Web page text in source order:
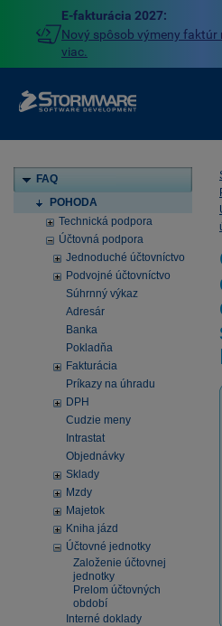
E-fakturácia 2027:
Nový spôsob výmeny
viac.
FAQ
POHODA
Technická podpora
Účtovná podpora
Jednoduché účtovníctvo
Podvojné účtovníctvo
Súhrnný výkaz
Adresár
Banka
Pokladňa
Fakturácia
Príkazy na úhradu
DPH
Cudzie meny
Intrastat
Objednávky
Sklady
Mzdy
Majetok
Kniha jázd
Účtovné jednotky
Založenie účtovnej
jednotky
Prelom účtovných
období
Interné doklady